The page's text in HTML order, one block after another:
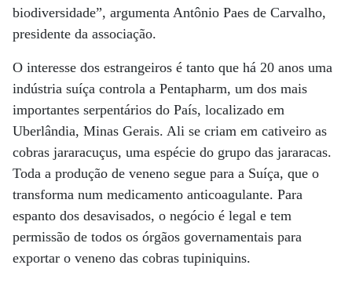
biodiversidade”, argumenta Antônio Paes de Carvalho,
presidente da associação.
O interesse dos estrangeiros é tanto que há 20 anos uma
indústria suíça controla a Pentapharm, um dos mais
importantes serpentários do País, localizado em
Uberlândia, Minas Gerais. Ali se criam em cativeiro as
cobras jararacuçus, uma espécie do grupo das jararacas.
Toda a produção de veneno segue para a Suíça, que o
transforma num medicamento anticoagulante. Para
espanto dos desavisados, o negócio é legal e tem
permissão de todos os órgãos governamentais para
exportar o veneno das cobras tupiniquins.